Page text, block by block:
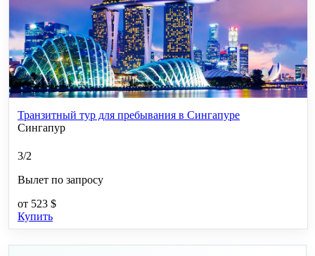
Транзитный тур для пребывания в Сингапуре
Сингапур
3/2
Вылет по запросу
от 523 $
Купить